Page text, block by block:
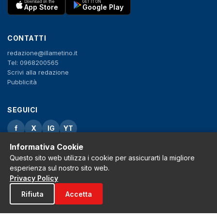
Download on the
App Store
GET IT ON
Google Play
CONTATTI
redazione@illametino.it
Tel: 0968200565
Scrivi alla redazione
Pubblicità
SEGUICI
f X IG YT
Privacy Policy
Cookie Policy
Note legali
La Redazione
Informativa Cookie
Questo sito web utilizza i cookie per assicurarti la migliore
esperienza sul nostro sito web.
Privacy Policy
Rifiuta
Accetta